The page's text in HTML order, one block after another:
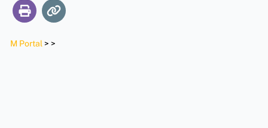
M Portal > >